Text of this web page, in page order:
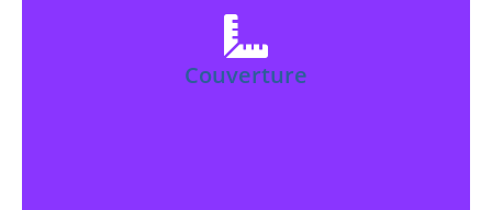
Couverture
dans la création et a rénovation de
charpente et couverture dans
l'Oise.